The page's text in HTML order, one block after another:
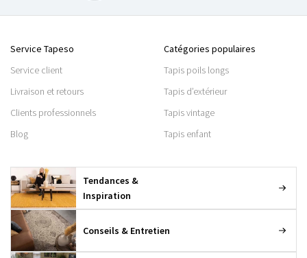
Service Tapeso
Service client
Livraison et retours
Clients professionnels
Blog
Catégories populaires
Tapis poils longs
Tapis d’extérieur
Tapis vintage
Tapis enfant
Tendances &
Inspiration
Conseils & Entretien